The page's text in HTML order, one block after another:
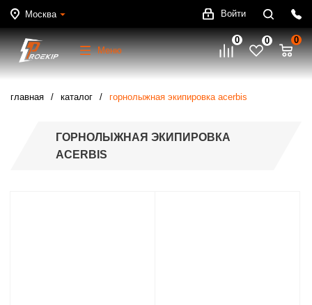
Москва Войти
Меню
0 0 0
главная каталог горнолыжная экипировка acerbis
ГОРНОЛЫЖНАЯ ЭКИПИРОВКА
ACERBIS